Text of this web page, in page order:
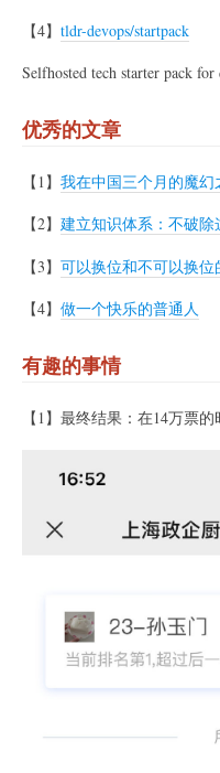
【4】 tldr-devops/startpack
Selfhosted tech starter pack
优秀的文章
【1】 我在中国三个月的魔幻
【2】 建立知识体系：不破
【3】 可以换位和不可以换位
【4】 做一个快乐的普通人
有趣的事情
【1】最终结果：在14万票